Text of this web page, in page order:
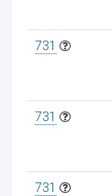
731
731
731